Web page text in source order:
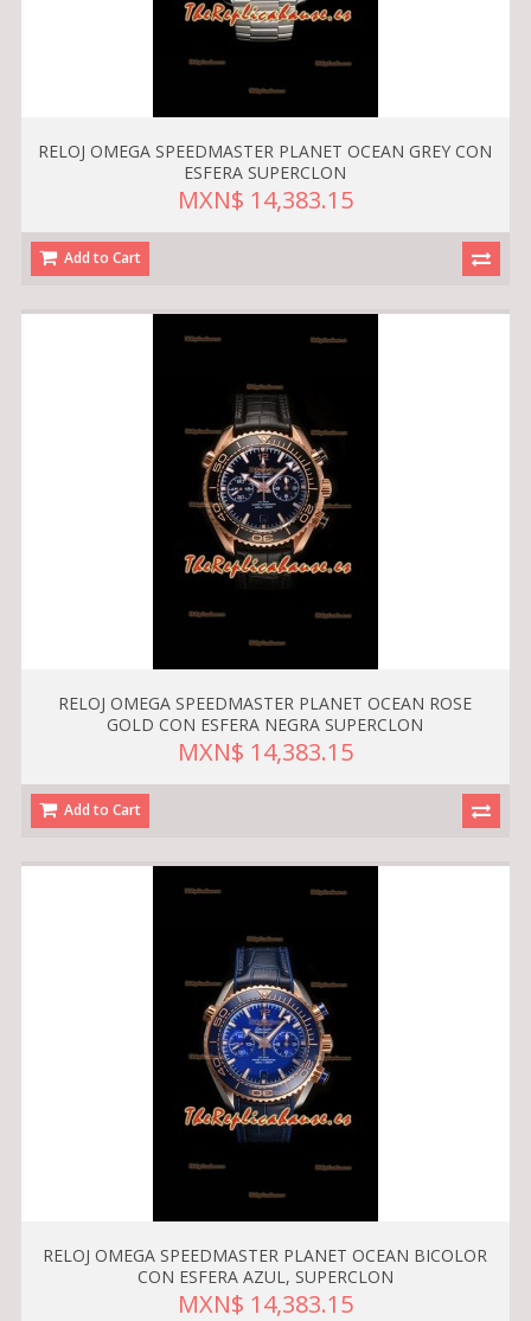
RELOJ OMEGA SPEEDMASTER PLANET OCEAN GREY CON
ESFERA SUPERCLON
MXN$ 14,383.15
Add to Cart
RELOJ OMEGA SPEEDMASTER PLANET OCEAN ROSE
GOLD CON ESFERA NEGRA SUPERCLON
MXN$ 14,383.15
Add to Cart
RELOJ OMEGA SPEEDMASTER PLANET OCEAN BICOLOR
CON ESFERA AZUL, SUPERCLON
MXN$ 14,383.15